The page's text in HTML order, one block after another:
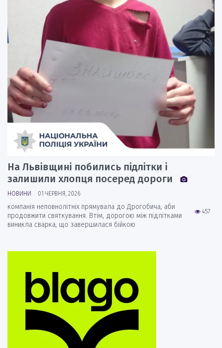
На Львівщині побились підлітки і
залишили хлопця посеред дороги
НОВИНИ 01 ЧЕРВНЯ, 2026
457
компанія неповнолітніх прямувала до Дрогобича, аби
продовжити святкування. Втім, дорогою між підлітками
виникла сварка, що завершилася бійкою